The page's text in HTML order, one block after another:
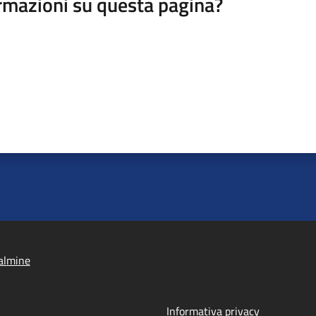
Informativa privacy